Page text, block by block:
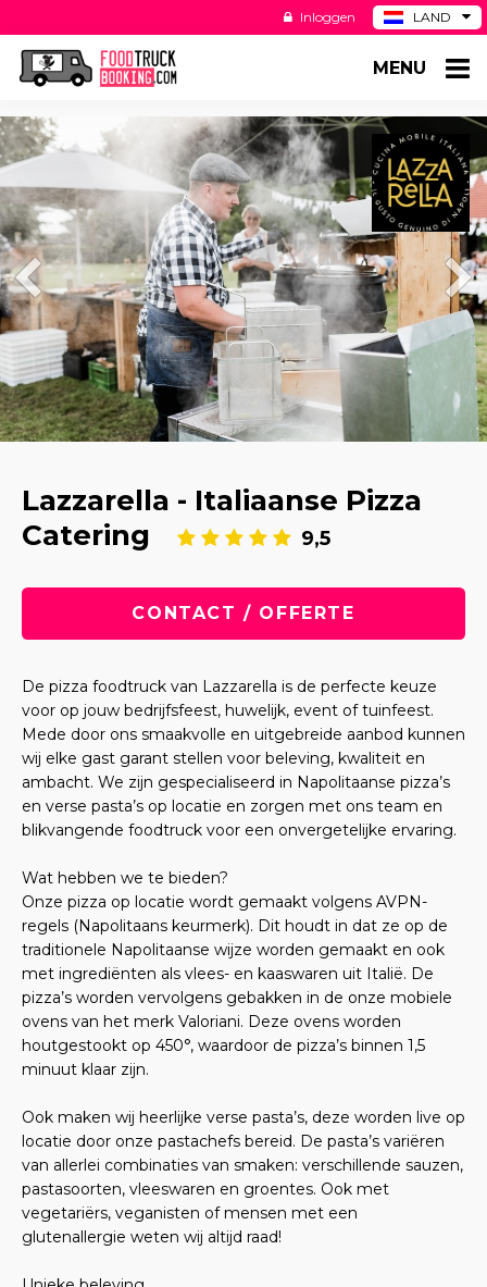
LAND
DE
US
Inloggen
MENU
Lazzarella - Italiaanse Pizza
Catering
9,5
CONTACT / OFFERTE
De pizza foodtruck van Lazzarella is de perfecte keuze
voor op jouw bedrijfsfeest, huwelijk, event of tuinfeest.
Mede door ons smaakvolle en uitgebreide aanbod kunnen
wij elke gast garant stellen voor beleving, kwaliteit en
ambacht. We zijn gespecialiseerd in Napolitaanse pizza’s
en verse pasta’s op locatie en zorgen met ons team en
blikvangende foodtruck voor een onvergetelijke ervaring.
Wat hebben we te bieden?
Onze pizza op locatie wordt gemaakt volgens AVPN-
regels (Napolitaans keurmerk). Dit houdt in dat ze op de
traditionele Napolitaanse wijze worden gemaakt en ook
met ingrediënten als vlees- en kaaswaren uit Italië. De
pizza’s worden vervolgens gebakken in de onze mobiele
ovens van het merk Valoriani. Deze ovens worden
houtgestookt op 450°, waardoor de pizza’s binnen 1,5
minuut klaar zijn.
Ook maken wij heerlijke verse pasta’s, deze worden live op
locatie door onze pastachefs bereid. De pasta’s variëren
van allerlei combinaties van smaken: verschillende sauzen,
pastasoorten, vleeswaren en groentes. Ook met
vegetariërs, veganisten of mensen met een
glutenallergie weten wij altijd raad!